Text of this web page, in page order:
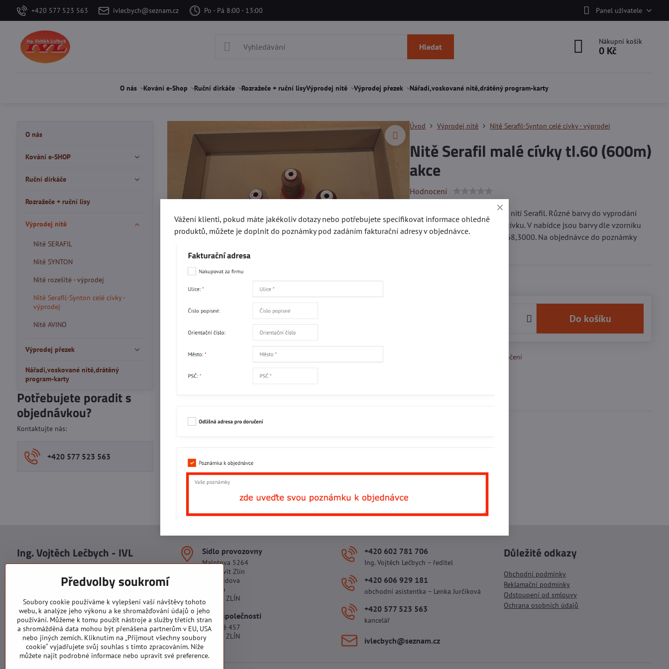
+420 577 523 563 ivlecbych@seznam.cz Po - Pá 8:00 - 13:00 Panel uživatele
Hledat
Nákupní košík
0 Kč
O nás Kování e-Shop Ruční dírkáče Rozražeče + ruční lisyVýprodej nitě Výprodej přezek Nářadí,voskované nitě,drátěný program-karty
Úvod Výprodej nitě Nitě Serafil-Synton celé cívky - výprodej
Nitě Serafil malé cívky tl.60 (600m)
akce
Hodnocení
Výprodej celých malých cívek nití Serafil. Různé barvy do vyprodání
zásob, cena je uvedena za 1 cívku. V nabídce jsou barvy dle vzorníku
Serafil, a to: 380,1223,827,168,3000. Na objednávce do poznámky
Do košíku
Doručení
FacebookTwitterBlueskyPinterest
O nás
Kování e-SHOP
Ruční dírkáče
Rozražeče + ruční lisy
Výprodej nitě
Nitě SERAFIL
Nitě SYNTON
Nitě rozešité - výprodej
Nitě Serafil-Synton celé cívky -
výprodej
Nitě AVINO
Výprodej přezek
Nářadí,voskované nitě,drátěný
program-karty
Potřebujete poradit s
objednávkou?
Kontaktujte nás:
+420 577 523 563
Ing. Vojtěch Lečbych - IVL
DIČ: CZ5602130809
IČO: 29007356
DIČ: CZ29007356
Sídlo provozovny
Malotova 5264
Areál Svit Zlín
113. budova
1. patro
760 01 ZLÍN
Sídlo společnosti
U Hřiště 457
760 01 ZLÍN
+420 602 781 706
Ing. Vojtěch Lečbych – ředitel
+420 606 929 181
obchodní asistentka – Lenka Jurčíková
+420 577 523 563
kancelář
ivlecbych​@seznam​.cz
Důležité odkazy
Obchodní podmínky
Reklamační podmínky
Odstoupení od smlouvy
Ochrana osobních údajů
Předvolby soukromí
Soubory cookie používáme k vylepšení vaší návštěvy tohoto
webu, k analýze jeho výkonu a ke shromažďování údajů o jeho
používání. Můžeme k tomu použít nástroje a služby třetích stran
a shromážděná data mohou být přenášena partnerům v EU, USA
nebo jiných zemích. Kliknutím na „Přijmout všechny soubory
cookie“ vyjadřujete svůj souhlas s tímto zpracováním. Níže
můžete najít podrobné informace nebo upravit své preference.
Vážení klienti, pokud máte jakékoliv dotazy nebo potřebujete specifikovat informace ohledně
produktů, můžete je doplnit do poznámky pod zadáním fakturační adresy v objednávce.